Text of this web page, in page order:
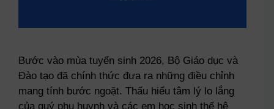
Bước vào mùa tuyển sinh 2026, Bộ Giáo dục và
Đào tạo đã chính thức đưa ra những điều chỉnh
mang tính bước ngoặt. Thấu hiểu tâm lý lo lắng
của quý phụ huynh và các em học sinh thế hệ